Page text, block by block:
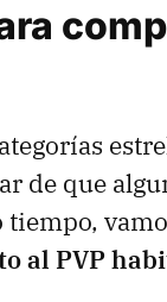
de que
al PVP